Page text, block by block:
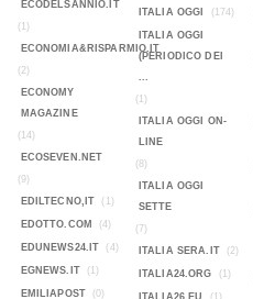
ECODELSANNIO.IT
(1)
ECONOMIA&RISPARMIO.IT
(2)
ECONOMY
MAGAZINE
(14)
ECOSEVEN.NET
(9)
EDILTECNO,IT
(1)
EDOTTO.COM (4)
EDUNEWS24.IT (4)
EGNEWS.IT (1)
EMILIAPOST (0)
ITALIA OGGI
(174)
ITALIA OGGI
(PERIODICO DEI
...
(1)
ITALIA OGGI ON-
LINE
(8)
ITALIA OGGI
SETTE
(7)
ITALIA SERA.IT
(2)
ITALIA24.ORG (1)